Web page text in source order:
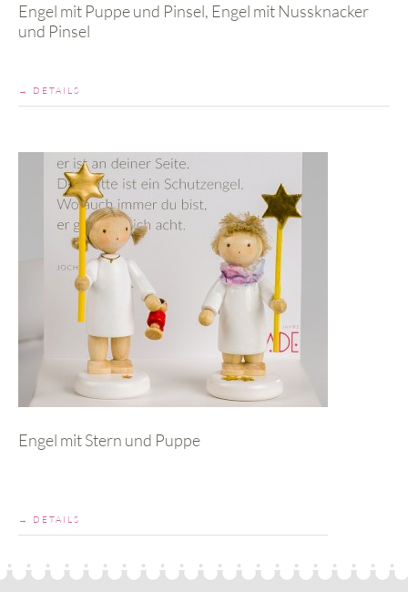
Engel mit Puppe und Pinsel, Engel mit Nussknacker
und Pinsel
→ DETAILS
Engel mit Stern und Puppe
→ DETAILS